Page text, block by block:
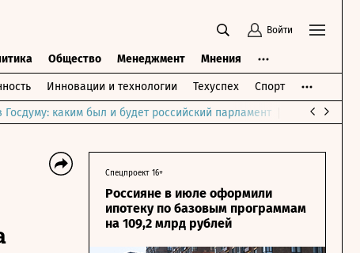
Войти
Общество Менеджмент Мнения
Инновации и технологии Техуспех Спорт
каким был и будет российский парламент Война на
Спецпроект 16+
Россияне в июле оформили
ипотеку по базовым программам
на 109,2 млрд рублей